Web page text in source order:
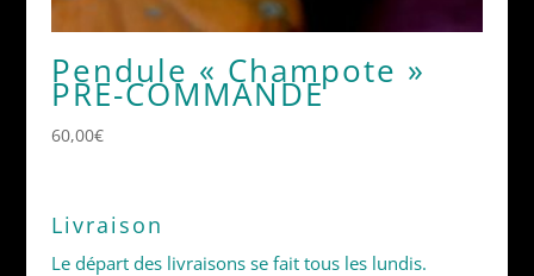
Pendule « Champote »
PRE-COMMANDE
60,00€
Livraison
Le départ des livraisons se fait tous les lundis.